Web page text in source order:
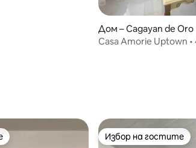
Дом – Cagayan de Oro
Casa Amorie Uptown •
Избор на гостите
Избор на гостите